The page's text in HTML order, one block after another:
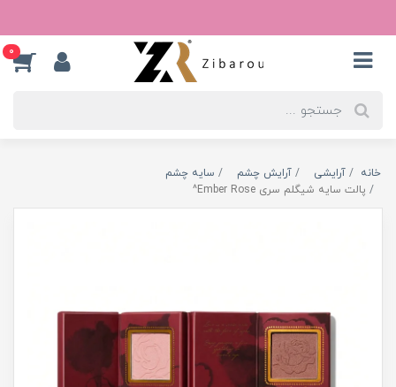
0
خانه آرایشی آرایش چشم
سایه چشم
پالت سایه شیگلم سری Ember Rose^